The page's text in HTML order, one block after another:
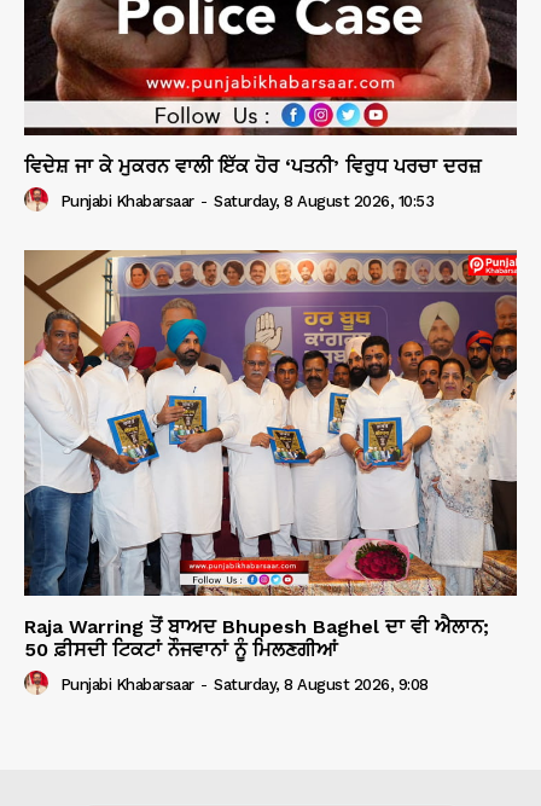
ਵਿਦੇਸ਼ ਜਾ ਕੇ ਮੁਕਰਨ ਵਾਲੀ ਇੱਕ ਹੋਰ ‘ਪਤਨੀ’ ਵਿਰੁਧ ਪਰਚਾ ਦਰਜ਼
Punjabi Khabarsaar - Saturday, 8 August 2026, 10:53
Raja Warring ਤੋਂ ਬਾਅਦ Bhupesh Baghel ਦਾ ਵੀ ਐਲਾਨ;
50 ਫ਼ੀਸਦੀ ਟਿਕਟਾਂ ਨੌਜਵਾਨਾਂ ਨੂੰ ਮਿਲਣਗੀਆਂ
Punjabi Khabarsaar - Saturday, 8 August 2026, 9:08